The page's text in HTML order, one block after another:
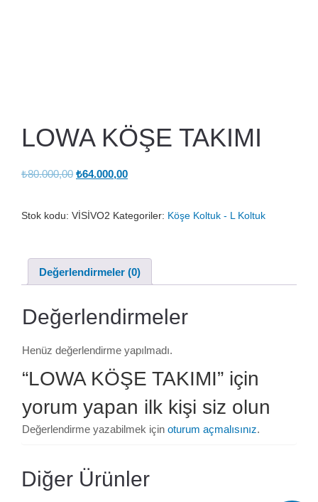
LOWA KÖŞE TAKIMI
₺80.000,00 Orijinal
₺64.000,00Şu
₺64.000,00.
Stok kodu: VİSİVO2 Kategoriler: Köşe Koltuk - L Koltuk
Değerlendirmeler (0)
Değerlendirmeler
Henüz değerlendirme yapılmadı.
“LOWA KÖŞE TAKIMI” için
yorum yapan ilk kişi siz olun
Değerlendirme yazabilmek için oturum açmalısınız.
Diğer Ürünler